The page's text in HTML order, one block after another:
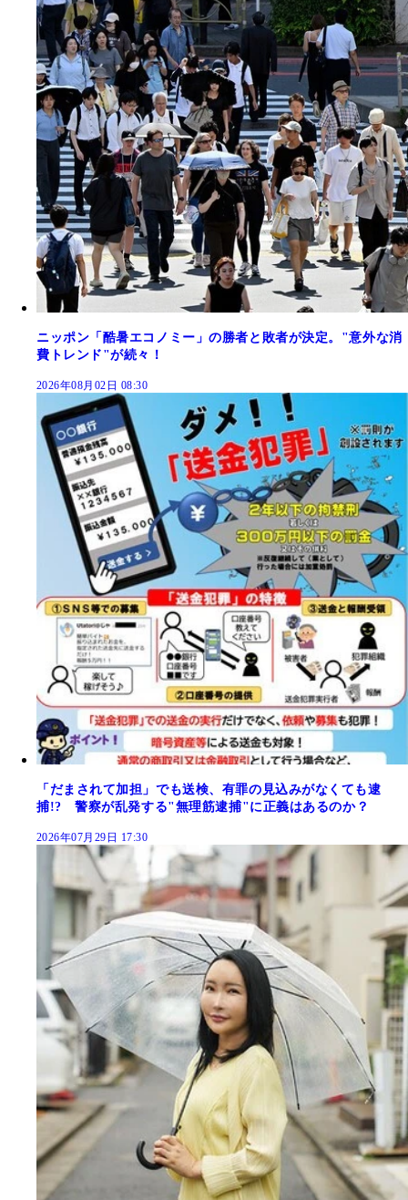
ニッポン「酷暑エコノミー」の勝者と敗者が決定。"意外な消
費トレンド"が続々！
2026年08月02日 08:30
「だまされて加担」でも送検、有罪の見込みがなくても逮
捕!? 警察が乱発する"無理筋逮捕"に正義はあるのか？
2026年07月29日 17:30